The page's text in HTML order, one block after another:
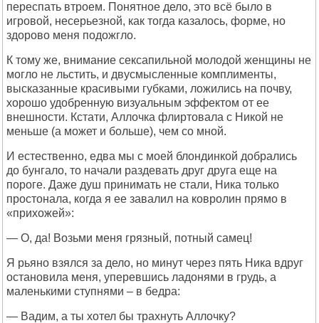
переспать втроем. Понятное дело, это всё было в
игровой, несерьезной, как тогда казалось, форме, но
здорово меня подожгло.
К тому же, внимание сексапильной молодой женщины не
могло не льстить, и двусмысленные комплименты,
высказанные красивыми губками, ложились на почву,
хорошо удобренную визуальным эффектом от ее
внешности. Кстати, Аллочка флиртовала с Никой не
меньше (а может и больше), чем со мной.
И естественно, едва мы с моей блондинкой добрались
до бунгало, то начали раздевать друг друга еще на
пороге. Даже душ принимать не стали, Ника только
простонала, когда я ее завалил на ковролин прямо в
«прихожей»:
— О, да! Возьми меня грязный, потный самец!
Я рьяно взялся за дело, но минут через пять Ника вдруг
остановила меня, уперевшись ладонями в грудь, а
маленькими ступнями – в бедра:
— Вадим, а ты хотел бы трахнуть Аллочку?